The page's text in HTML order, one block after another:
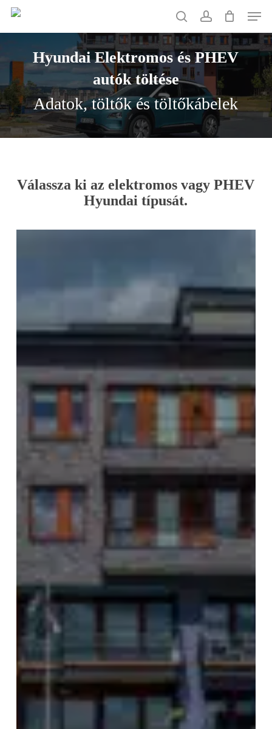
Skip
Menu
Hyundai Elektromos és PHEV
autók töltése
Adatok, töltők és töltőkábelek
Válassza ki az elektromos vagy PHEV
Hyundai típusát.